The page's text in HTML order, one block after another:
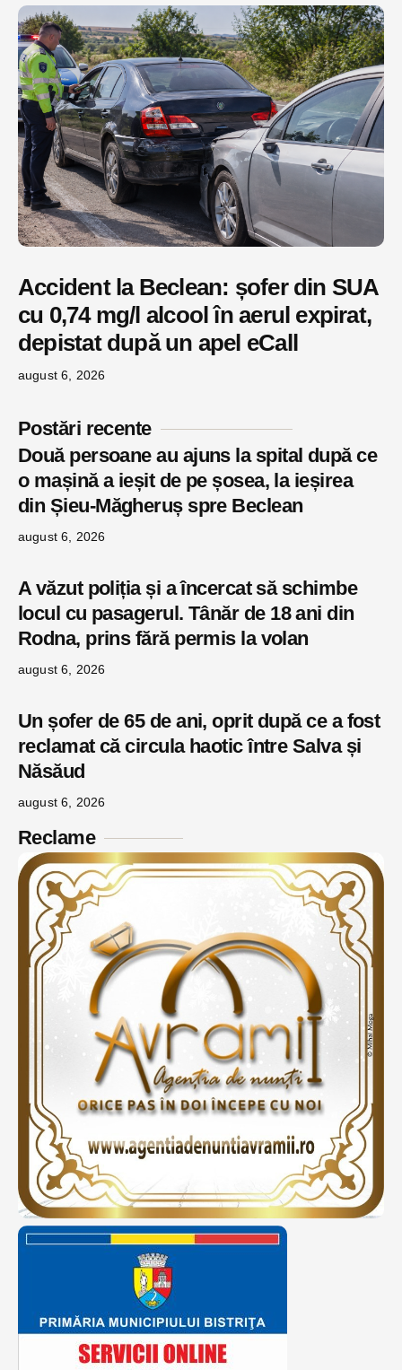
Accident la Beclean: șofer din SUA
cu 0,74 mg/l alcool în aerul expirat,
depistat după un apel eCall
august 6, 2026
Postări recente
Două persoane au ajuns la spital după ce
o mașină a ieșit de pe șosea, la ieșirea
din Șieu-Măgheruș spre Beclean
august 6, 2026
A văzut poliția și a încercat să schimbe
locul cu pasagerul. Tânăr de 18 ani din
Rodna, prins fără permis la volan
august 6, 2026
Un șofer de 65 de ani, oprit după ce a fost
reclamat că circula haotic între Salva și
Năsăud
august 6, 2026
Reclame